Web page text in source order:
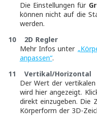
Die Einstellungen für
können nicht auf die
werden.
10
2D Regler
Mehr Infos unter
anpassen“.
11
Vertikal/Horizontal
Der Wert der
wird hier angezeigt.
direkt einzugeben. Die
Körperform der 3D-